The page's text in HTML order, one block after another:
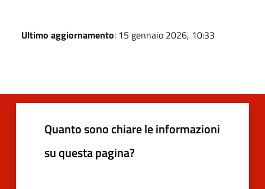
Ultimo aggiornamento: 15 gennaio 2026, 10:33
Quanto sono chiare le informazioni
su questa pagina?